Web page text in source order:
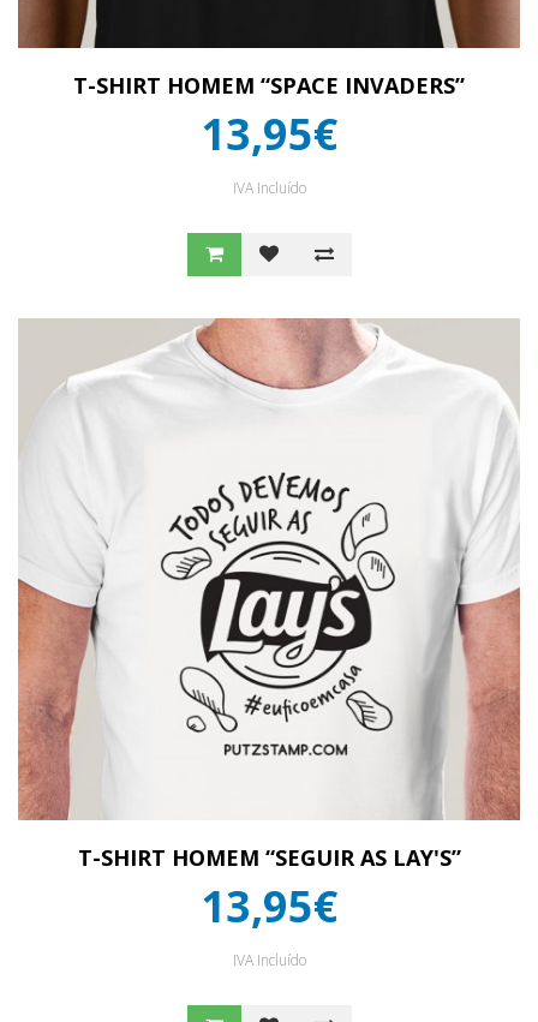
T-SHIRT HOMEM “SPACE INVADERS”
13,95€
IVA Incluído
T-SHIRT HOMEM “SEGUIR AS LAY'S”
13,95€
IVA Incluído